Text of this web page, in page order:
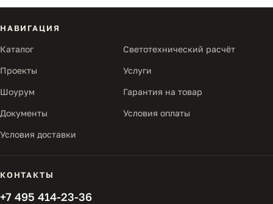
НАВИГАЦИЯ
Каталог Светотехнический расчёт
Проекты Услуги
Шоурум Гарантия на товар
Документы Условия оплаты
Условия доставки
КОНТАКТЫ
+7 495 414-23-36